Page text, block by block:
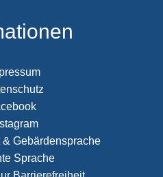
Gebärdensprache
Sprache